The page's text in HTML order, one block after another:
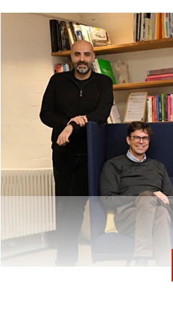
Founding CMO – da war „wenig
besondere Dynamik entsteht, wenn
steuern, entscheiden und
eine bestehende Struktur zu
verändern darf. Deshalb war der
Bruch mit der Corporate-Welt als
dann ein Thema hinzu, das mich
Mehr als 9 Millionen Frauen sind
informiert, fühlen sich mit ihren
gerade mit ihnen passiert. Ich hatte
Markenaufbau, Marketing und
Potenzial hat, sondern wirklich
wenn man selbst das volle Risiko
Marke, die Community und das
Frauen und mit sehr direktem
entscheidende Antrieb.
Zalando vs. Tabu-Markt
Von lauten Zalando-